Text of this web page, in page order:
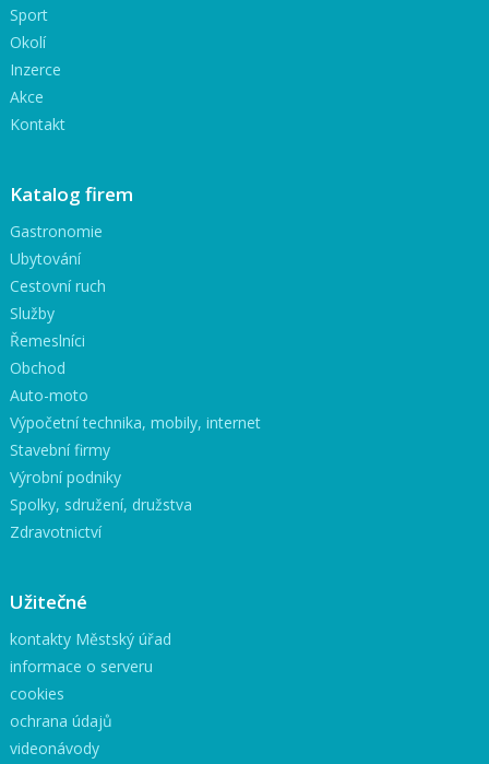
Sport
Okolí
Inzerce
Akce
Kontakt
Katalog firem
Gastronomie
Ubytování
Cestovní ruch
Služby
Řemeslníci
Obchod
Auto-moto
Výpočetní technika, mobily, internet
Stavební firmy
Výrobní podniky
Spolky, sdružení, družstva
Zdravotnictví
Užitečné
kontakty Městský úřad
informace o serveru
cookies
ochrana údajů
videonávody